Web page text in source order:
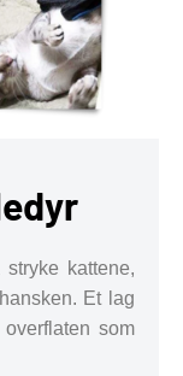
kattene,
Et lag
som